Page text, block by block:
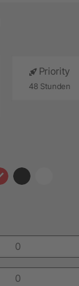
Priority
48 Stunden